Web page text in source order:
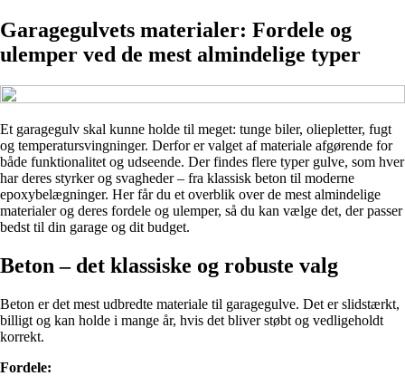
Garagegulvets materialer: Fordele og
ulemper ved de mest almindelige typer
Et garagegulv skal kunne holde til meget: tunge biler, oliepletter, fugt
og temperatursvingninger. Derfor er valget af materiale afgørende for
både funktionalitet og udseende. Der findes flere typer gulve, som hver
har deres styrker og svagheder – fra klassisk beton til moderne
epoxybelægninger. Her får du et overblik over de mest almindelige
materialer og deres fordele og ulemper, så du kan vælge det, der passer
bedst til din garage og dit budget.
Beton – det klassiske og robuste valg
Beton er det mest udbredte materiale til garagegulve. Det er slidstærkt,
billigt og kan holde i mange år, hvis det bliver støbt og vedligeholdt
korrekt.
Fordele: